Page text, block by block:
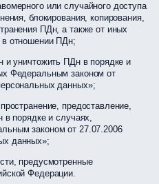
или случайного доступа
блокирования, копирования,
ПДн, а также от иных
в отношении ПДн;
и уничтожить ПДн в порядке и
Федеральным законом от
данных»;
предоставление,
в порядке и случаях,
законом от 27.07.2006
данных»;
предусмотренные
Федерации.